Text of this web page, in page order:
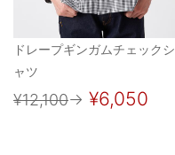
ドレープギンガムチェックシ
ャツ
¥12,100→ ¥6,050